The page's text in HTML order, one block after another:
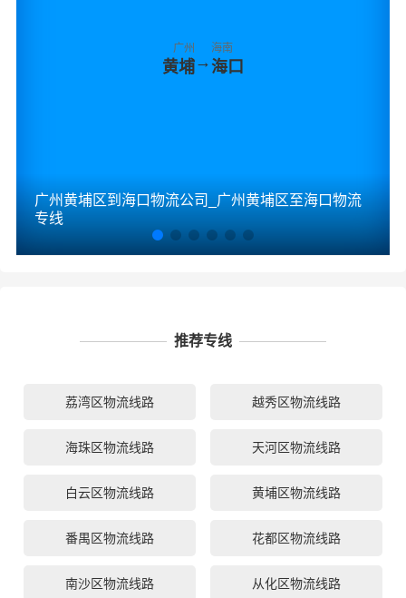
广州
黄埔→
海南
海口
广州黄埔区到海口物流公司_广州黄埔区至海口物流
专线
推荐专线
荔湾区物流线路 越秀区物流线路
海珠区物流线路 天河区物流线路
白云区物流线路 黄埔区物流线路
番禺区物流线路 花都区物流线路
南沙区物流线路 从化区物流线路